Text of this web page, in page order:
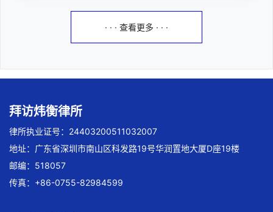
· · · 查看更多 · · ·
拜访炜衡律所
律所执业证号：24403200511032007
地址：广东省深圳市南山区科发路19号华润置地大厦D座19楼
邮编：518057
传真：+86-0755-82984599